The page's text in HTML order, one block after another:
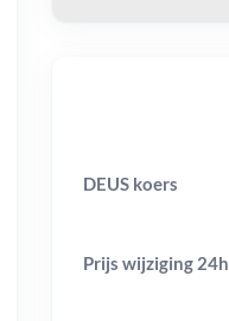
DEUS koers
Prijs wijziging 24h